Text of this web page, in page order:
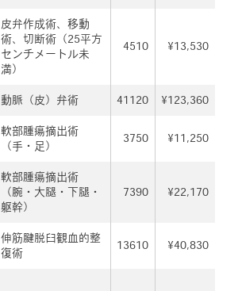
皮弁作成術、移動
術、切断術（25平方
センチメートル未
満）
4510 ¥13,530
動脈（皮）弁術 41120 ¥123,360
軟部腫瘍摘出術
（手・足）
3750 ¥11,250
軟部腫瘍摘出術
（腕・大腿・下腿・
躯幹）
7390 ¥22,170
伸筋腱脱臼観血的整
復術
13610 ¥40,830